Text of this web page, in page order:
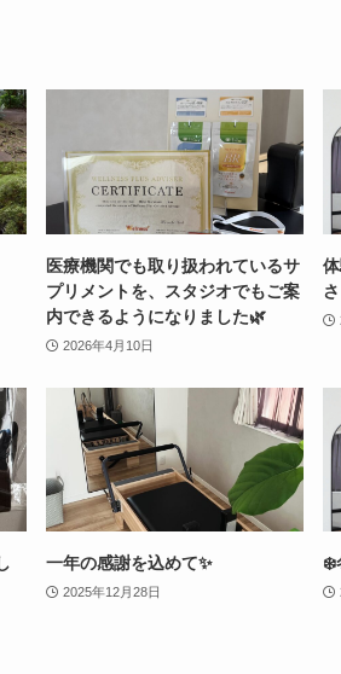
医療機関でも取り扱われているサ
プリメントを、スタジオでもご案
内できるようになりました🌿
2026年4月10日
一年の感謝を込めて✨
2025年12月28日
❄️